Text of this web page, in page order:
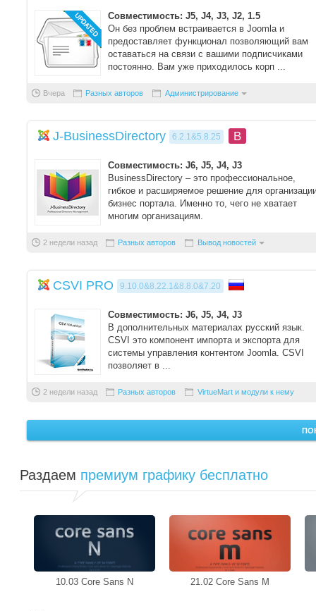
Совместимость: J5, J4, J3, J2, 1.5
Он без проблем встраивается в Joomla и
предоставляет функционал позволяющий вам
оставаться на связи с вашими подписчиками
постоянно. Вам уже приходилось корп ...
Вчера Разных авторов Администрирование
J-BusinessDirectory 6.2.1&5.8.25 B
Совместимость: J6, J5, J4, J3
BusinessDirectory – это профессиональное,
гибкое и расширяемое решение для
бизнес портала. Именно то, чего не хватает
многим организациям.
2 недели назад Разных авторов Вывод новостей
CSVI PRO 9.10.0&8.22.1&8.8.0&7.20
Совместимость: J6, J5, J4, J3
В дополнительных материалах русский язык.
CSVI это компонент импорта и экспорта для
системы управления контентом Joomla. CSVI
позволяет в ...
2 недели назад Разных авторов VirtueMart и модули к нему
Раздаем премиум графику бесплатно
10.03 Core Sans N 21.02 Core Sans M